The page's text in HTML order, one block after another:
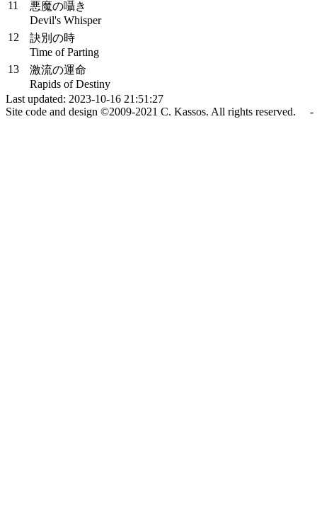
11
悪魔の囁き
Devil's Whisper
12
訣別の時
Time of Parting
13
激流の運命
Rapids of Destiny
Last updated: 2023-10-16 21:51:27
Site code and design ©2009-2021 C. Kassos. All rights reserved.